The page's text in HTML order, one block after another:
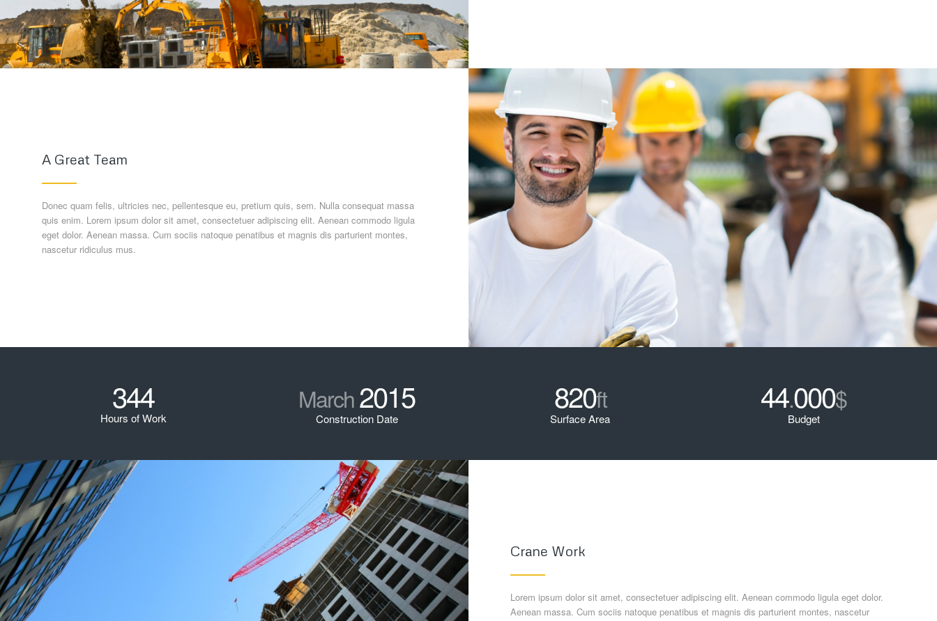
A Great Team
Donec quam felis, ultricies nec, pellentesque eu, pretium quis, sem. Nulla consequat massa
quis enim. Lorem ipsum dolor sit amet, consectetuer adipiscing elit. Aenean commodo ligula
eget dolor. Aenean massa. Cum sociis natoque penatibus et magnis dis parturient montes,
nascetur ridiculus mus.
344
Hours of Work
March2015
Construction Date
820ft
Surface Area
44.000$
Budget
Crane Work
Lorem ipsum dolor sit amet, consectetuer adipiscing elit. Aenean commodo ligula eget dolor.
Aenean massa. Cum sociis natoque penatibus et magnis dis parturient montes, nascetur